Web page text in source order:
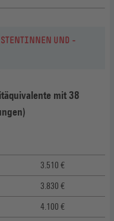
UND -
mit 38
3.510 €
3.830 €
4.100 €